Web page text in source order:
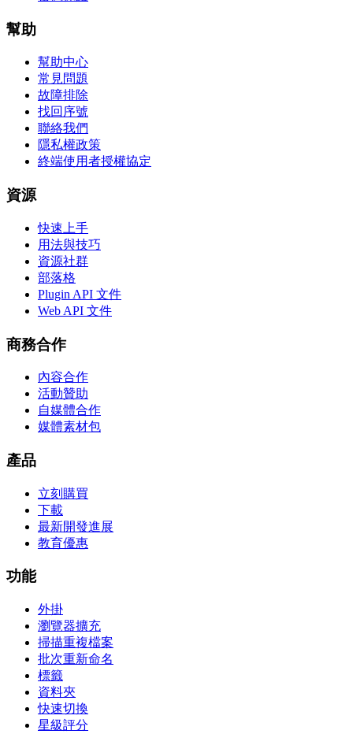
幫助
幫助中心
常見問題
故障排除
找回序號
聯絡我們
隱私權政策
終端使用者授權協定
資源
快速上手
用法與技巧
資源社群
部落格
Plugin API 文件
Web API 文件
商務合作
內容合作
活動贊助
自媒體合作
媒體素材包
產品
立刻購買
下載
最新開發進展
教育優惠
功能
外掛
瀏覽器擴充
掃描重複檔案
批次重新命名
標籤
資料夾
快速切換
星級評分